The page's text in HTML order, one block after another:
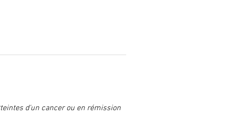
d'un cancer ou en rémission